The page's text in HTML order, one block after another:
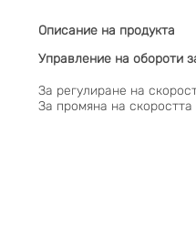
Описание на продукта
Управление на обороти
За регулиране на
За промяна на